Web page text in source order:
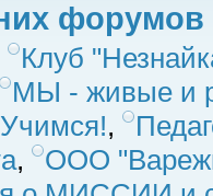
форумов
Клуб
МЫ - живые и
,
,
ООО